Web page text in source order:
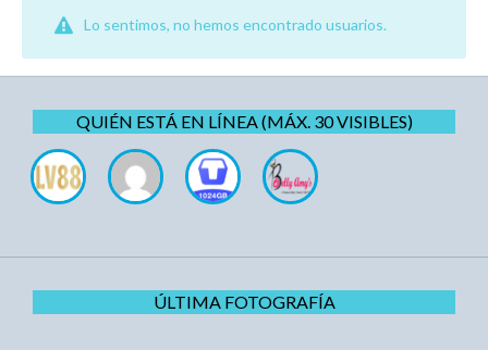
Lo sentimos, no hemos encontrado usuarios.
QUIÉN ESTÁ EN LÍNEA (MÁX. 30 VISIBLES)
ÚLTIMA FOTOGRAFÍA